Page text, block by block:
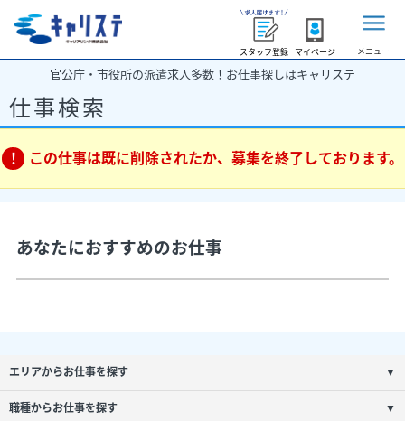
スタッフ登録 マイページ メニュー
官公庁・市役所の派遣求人多数！お仕事探しはキャリステ
仕事検索
この仕事は既に削除されたか、募集を終了しております。
あなたにおすすめのお仕事
エリアからお仕事を探す ▼
職種からお仕事を探す ▼